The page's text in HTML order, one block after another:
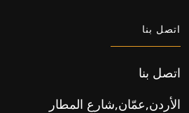
اتصل بنا
اتصل بنا
الأردن,عمّان,شارع المطار